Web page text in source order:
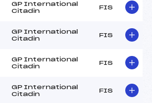
GP International
Citadin
FIS
GP International
Citadin
FIS
GP International
Citadin
FIS
GP International
Citadin
FIS